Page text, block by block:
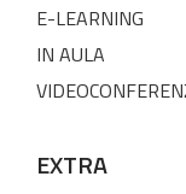
E-LEARNING
IN AULA
EXTRA